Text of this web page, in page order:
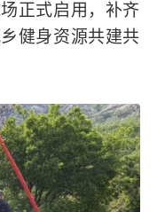
正式启用，补齐
健身资源共建共